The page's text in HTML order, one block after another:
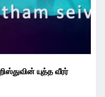
யுத்த வீரர்